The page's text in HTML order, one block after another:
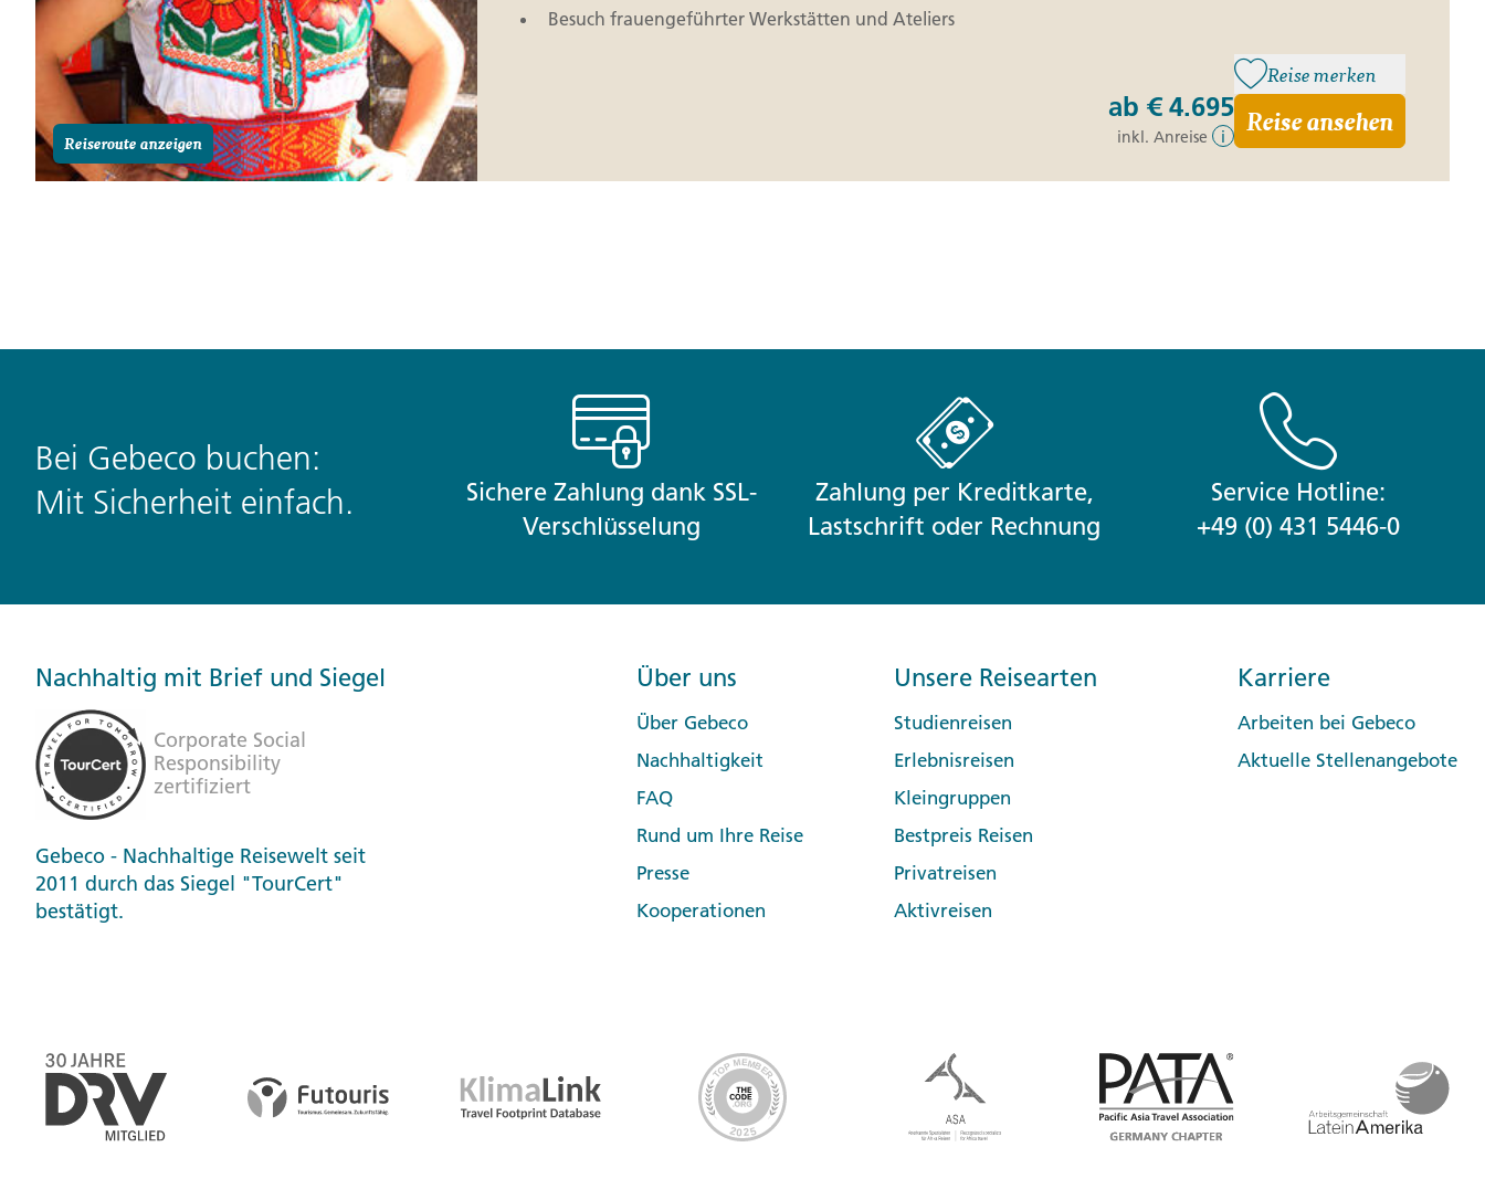
Reiseroute anzeigen
Besuch frauengeführter Werkstätten und Ateliers
ab € 4.695
inkl. Anreise i
Reise merken
Reise ansehen
Bei Gebeco buchen:
Mit Sicherheit einfach.
Sichere Zahlung dank SSL-
Verschlüsselung
Zahlung per Kreditkarte,
Lastschrift oder Rechnung
Service Hotline:
+49 (0) 431 5446-0
Nachhaltig mit Brief und Siegel
Gebeco - Nachhaltige Reisewelt seit
2011 durch das Siegel "TourCert"
bestätigt.
Über uns
Über Gebeco
Nachhaltigkeit
FAQ
Rund um Ihre Reise
Presse
Kooperationen
Unsere Reisearten
Studienreisen
Erlebnisreisen
Kleingruppen
Bestpreis Reisen
Privatreisen
Aktivreisen
Karriere
Arbeiten bei Gebeco
Aktuelle Stellenangebote